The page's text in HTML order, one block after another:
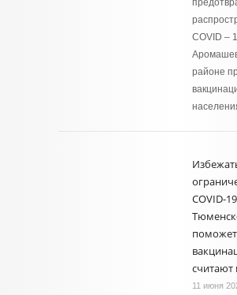
COVID –
районе
COVID-
считают
11 июня